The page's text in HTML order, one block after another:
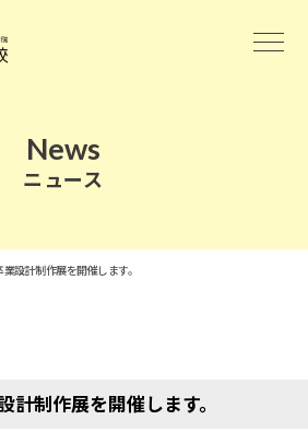
News
ニュース
設計制作展を開催します。
計制作展を開催します。